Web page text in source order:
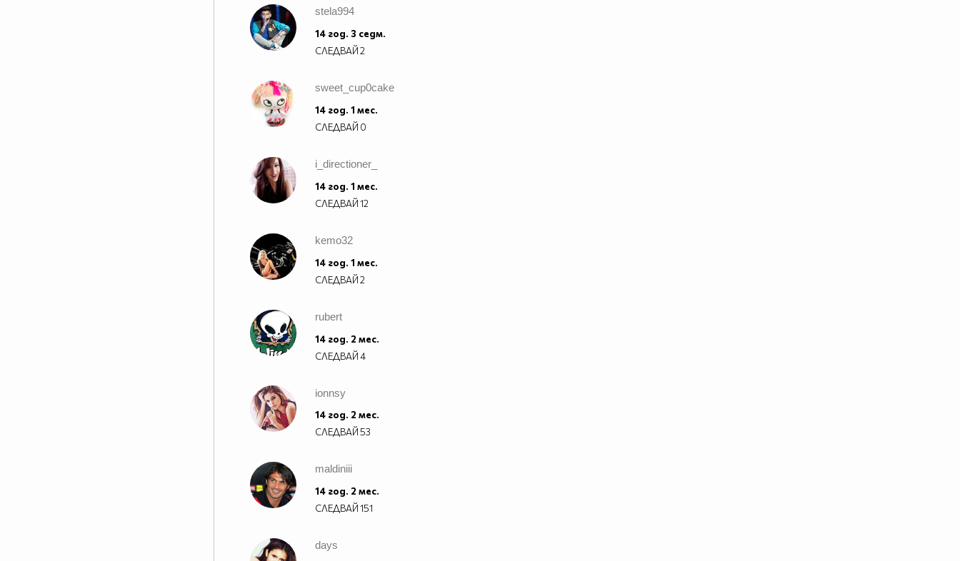
stela994
14 год. 3 седм.
СЛЕДВАЙ2
sweet_cup0cake
14 год. 1 мес.
СЛЕДВАЙ 0
i_directioner_
14 год. 1 мес.
СЛЕДВАЙ12
kemo32
14 год. 1 мес.
СЛЕДВАЙ2
rubert
14 год. 2 мес.
СЛЕДВАЙ4
ionnsy
14 год. 2 мес.
СЛЕДВАЙ53
maldiniii
14 год. 2 мес.
СЛЕДВАЙ151
days